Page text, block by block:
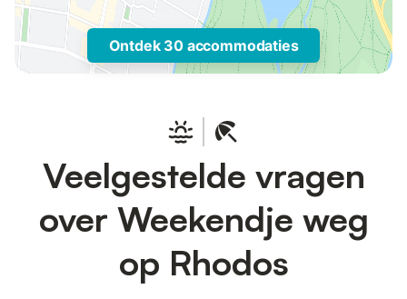
Ontdek 30 accommodaties
Veelgestelde vragen
over Weekendje weg
op Rhodos